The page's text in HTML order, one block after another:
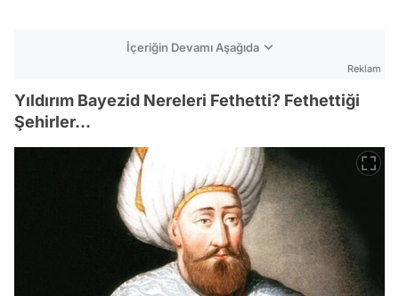
İçeriğin Devamı Aşağıda
Reklam
Yıldırım Bayezid Nereleri Fethetti? Fethettiği
Şehirler...